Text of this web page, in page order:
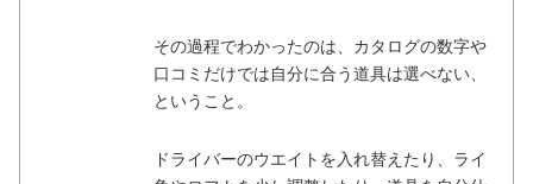
その過程でわかったのは、カタログの数字や
口コミだけでは自分に合う道具は選べない、
ということ。
ドライバーのウエイトを入れ替えたり、ライ